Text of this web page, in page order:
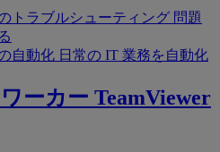
トラブルシューティング 問題
自動化 日常の IT 業務を自動化
ーカー TeamViewer